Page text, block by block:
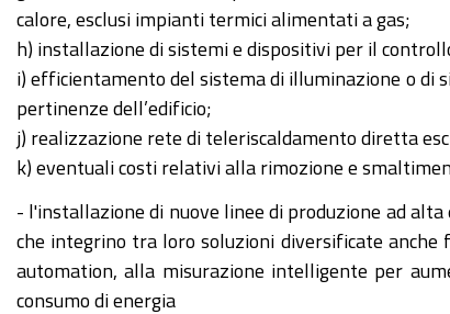
calore, esclusi impianti termici alimentati a gas;
h) installazione di sistemi e dispositivi per il
i) efficientamento del sistema di illuminazione o di
pertinenze dell’edificio;
j) realizzazione rete di teleriscaldamento diretta
k) eventuali costi relativi alla rimozione e
- l'installazione di nuove linee di produzione ad
che integrino tra loro soluzioni diversificate
automation, alla misurazione intelligente per
consumo di energia